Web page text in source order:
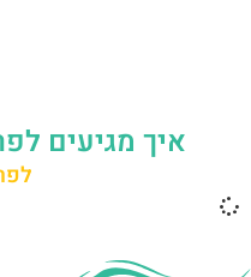
איך מגיעים